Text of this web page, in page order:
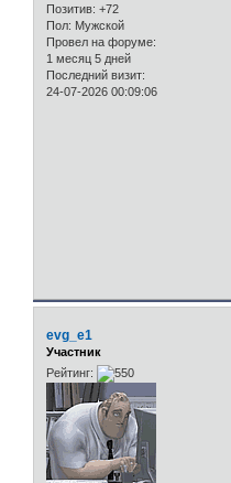
Позитив: +72
Пол: Мужской
Провел на форуме:
1 месяц 5 дней
Последний визит:
24-07-2026 00:09:06
evg_e1
Участник
Рейтинг: